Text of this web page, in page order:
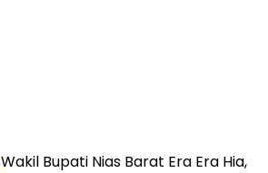
Wakil Bupati Nias Barat Era Era Hia,